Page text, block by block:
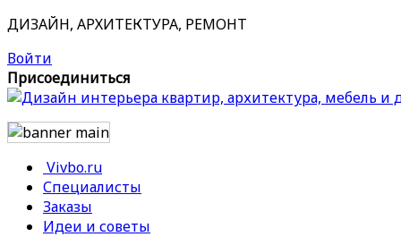
ДИЗАЙН, АРХИТЕКТУРА, РЕМОНТ
Войти
Присоединиться
Vivbo.ru
Специалисты
Заказы
Идеи и советы